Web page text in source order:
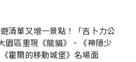
清單又增一景點！「吉卜力公
園區重現《龍貓》、《神隱少
霍爾的移動城堡》名場面